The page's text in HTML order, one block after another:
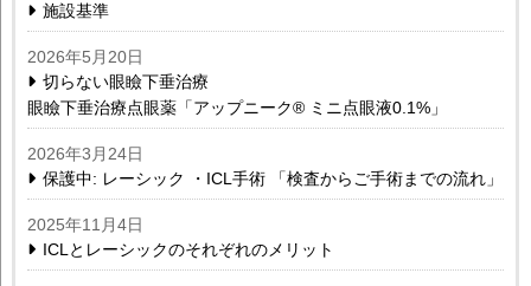
施設基準
2026年5月20日
切らない眼瞼下垂治療
眼瞼下垂治療点眼薬「アップニーク® ミニ点眼液0.1%」
2026年3月24日
保護中: レーシック ・ICL手術 「検査からご手術までの流れ」
2025年11月4日
ICLとレーシックのそれぞれのメリット